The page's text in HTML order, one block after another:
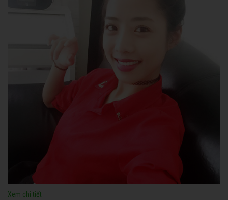
Xem chi tiết